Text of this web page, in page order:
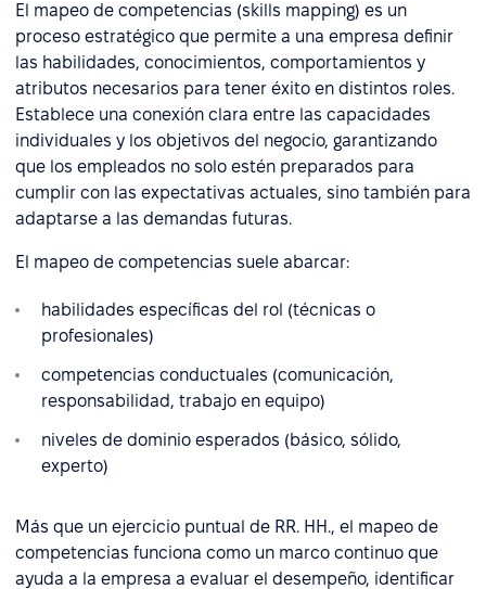
El mapeo de competencias (skills mapping) es un
proceso estratégico que permite a una empresa definir
las habilidades, conocimientos, comportamientos y
atributos necesarios para tener éxito en distintos roles.
Establece una conexión clara entre las capacidades
individuales y los objetivos del negocio, garantizando
que los empleados no solo estén preparados para
cumplir con las expectativas actuales, sino también para
adaptarse a las demandas futuras.
El mapeo de competencias suele abarcar:
habilidades específicas del rol (técnicas o
profesionales)
competencias conductuales (comunicación,
responsabilidad, trabajo en equipo)
niveles de dominio esperados (básico, sólido,
experto)
Más que un ejercicio puntual de RR. HH., el mapeo de
competencias funciona como un marco continuo que
ayuda a la empresa a evaluar el desempeño, identificar